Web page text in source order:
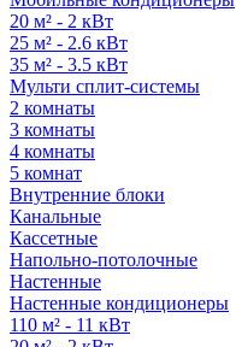
20 м² - 2 кВт
25 м² - 2.6 кВт
35 м² - 3.5 кВт
Мульти сплит-системы
2 комнаты
3 комнаты
4 комнаты
5 комнат
Внутренние блоки
Канальные
Кассетные
Напольно-потолочные
Настенные
Настенные кондиционеры
110 м² - 11 кВт